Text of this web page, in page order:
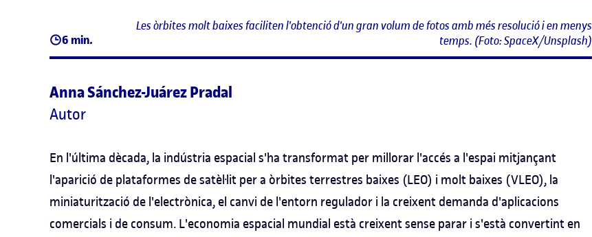
6 min.
Les òrbites molt baixes faciliten l'obtenció d'un gran volum de fotos amb més resolució i en menys
temps. (Foto: SpaceX/Unsplash)
Anna Sánchez-Juárez Pradal
Autor
En l'última dècada, la indústria espacial s'ha transformat per millorar l'accés a l'espai mitjançant
l'aparició de plataformes de satèl·lit per a òrbites terrestres baixes (LEO) i molt baixes (VLEO), la
miniaturització de l'electrònica, el canvi de l'entorn regulador i la creixent demanda d'aplicacions
comercials i de consum. L'economia espacial mundial està creixent sense parar i s'està convertint en